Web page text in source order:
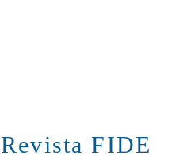
Revista FIDE